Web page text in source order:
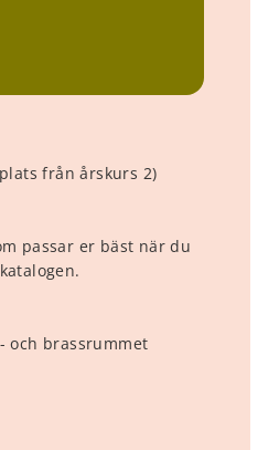
från årskurs 2)
passar er bäst när du
och brassrummet